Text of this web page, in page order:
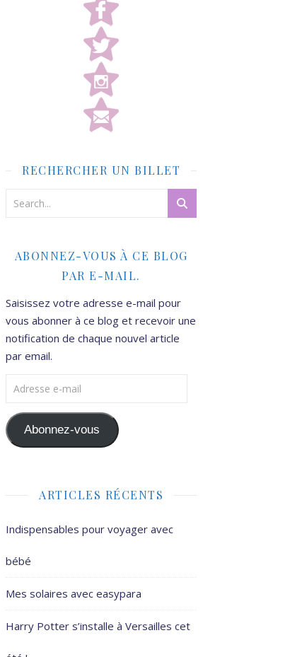
RECHERCHER UN BILLET
ABONNEZ-VOUS À CE BLOG
PAR E-MAIL.
Saisissez votre adresse e-mail pour
vous abonner à ce blog et recevoir une
notification de chaque nouvel article
par email.
Adresse e-mail
Abonnez-vous
ARTICLES RÉCENTS
Indispensables pour voyager avec
bébé
Mes solaires avec easypara
Harry Potter s’installe à Versailles cet